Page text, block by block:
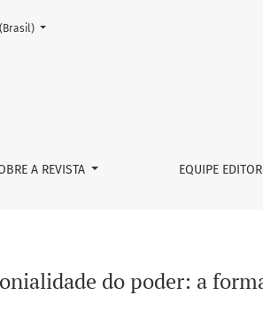
do poder: a formação do
A REVISTA EQUIPE
O atual é:
do poder: a